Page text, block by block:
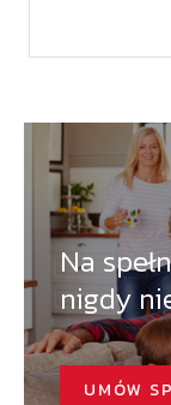
Na
nigdy
UMÓW